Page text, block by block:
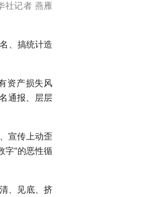
社记者 燕雁
、搞统计造
资产损失风
通报、层层
宣传上动歪
字”的恶性循
、见底、挤